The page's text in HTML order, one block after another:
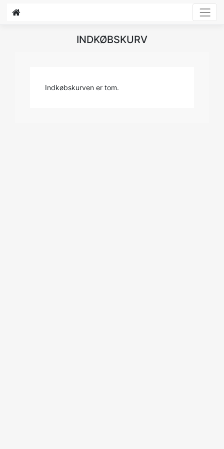
INDKØBSKURV
Indkøbskurven er tom.